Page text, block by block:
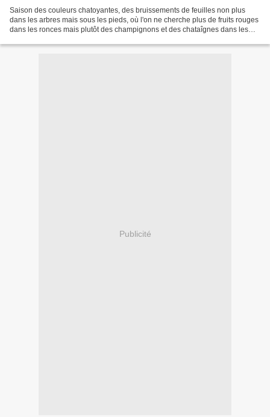
Saison des couleurs chatoyantes, des bruissements de feuilles non plus
dans les arbres mais sous les pieds, où l'on ne cherche plus de fruits rouges
dans les ronces mais plutôt des champignons et des chataîgnes dans les
Publicité